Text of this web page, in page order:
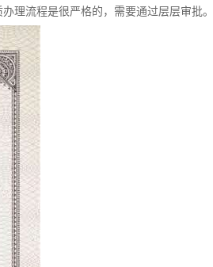
理流程是很严格的，需要通过层层审批。